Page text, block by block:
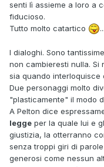
senti lì assieme a loro a
fiducioso.
Tutto molto catartico
...
I dialoghi. Sono
non cambieresti nulla. Si
sia quando interloquisce
Due personaggi molto
"plasticamente" il modo
A Pelton dice
legge per la quale lui e
giustizia, la otterranno
senza troppi giri di
generosi come nessun